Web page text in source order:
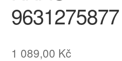
1 089,00 Kč